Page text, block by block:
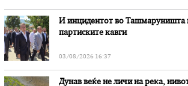
И инцидентот во Ташмаруништa
партиските кавги
03/08/2026 16:37
Дунав веќе не личи на река,